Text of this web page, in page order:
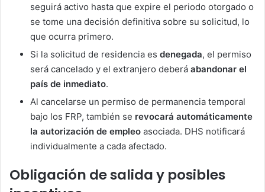
seguirá activo hasta que expire el periodo otorgado o
se tome una decisión definitiva sobre su solicitud, lo
que ocurra primero.
Si la solicitud de residencia es denegada, el permiso
será cancelado y el extranjero deberá abandonar el
país de inmediato.
Al cancelarse un permiso de permanencia temporal
bajo los FRP, también se revocará automáticamente
la autorización de empleo asociada. DHS notificará
individualmente a cada afectado.
Obligación de salida y posibles